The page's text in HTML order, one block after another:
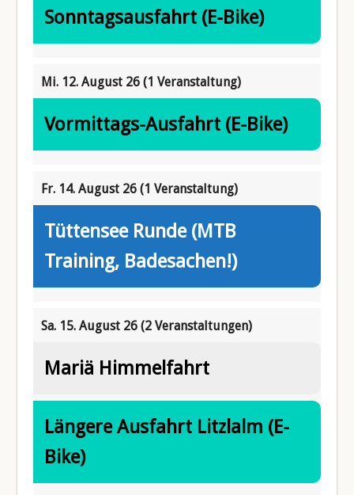
Sonntagsausfahrt (E-Bike)
Mi. 12. August 26(1 Veranstaltung)
Vormittags-Ausfahrt (E-Bike)
Fr. 14. August 26(1 Veranstaltung)
Tüttensee Runde (MTB
Training, Badesachen!)
Sa. 15. August 26(2 Veranstaltungen)
Mariä Himmelfahrt
Längere Ausfahrt Litzlalm (E-
Bike)